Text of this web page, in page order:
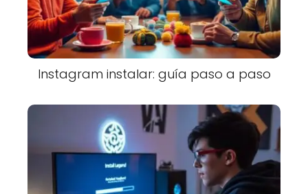
Instagram instalar: guía paso a paso